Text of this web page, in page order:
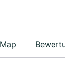
Map